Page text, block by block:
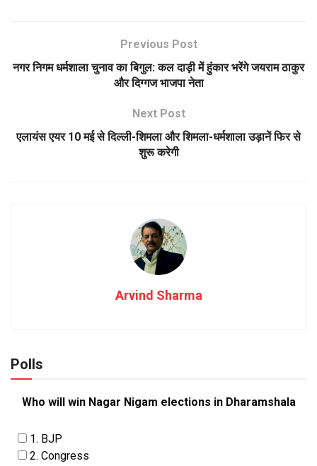
Previous Post
नगर निगम धर्मशाला चुनाव का बिगुल: कल दाड़ी में हुंकार भरेंगे जयराम ठाकुर
और दिग्गज भाजपा नेता
Next Post
एलायंस एयर 10 मई से दिल्ली-शिमला और शिमला-धर्मशाला उड़ानें फिर से
शुरू करेगी
Arvind Sharma
Polls
Who will win Nagar Nigam elections in Dharamshala
1. BJP
2. Congress